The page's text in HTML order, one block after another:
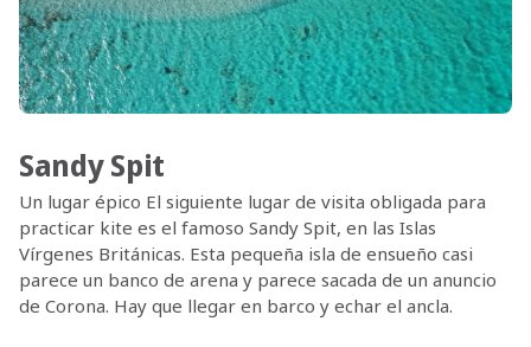
Sandy Spit
Un lugar épico El siguiente lugar de visita obligada para
practicar kite es el famoso Sandy Spit, en las Islas
Vírgenes Británicas. Esta pequeña isla de ensueño casi
parece un banco de arena y parece sacada de un anuncio
de Corona. Hay que llegar en barco y echar el ancla.